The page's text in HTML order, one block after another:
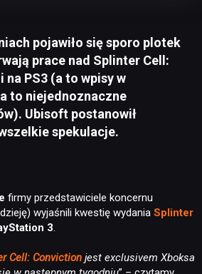
pojawiło się sporo plotek
prace nad Splinter Cell:
PS3 (a to wpisy w
to niejednoznaczne
Ubisoft postanowił
spekulacje.
firmy przedstawiciele koncernu
wyjaśnili kwestię wydania Splinter
3.
Cell: Conviction jest exclusivem Xboksa